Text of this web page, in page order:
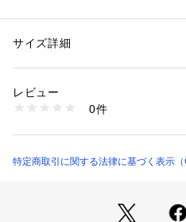
材を使用しているため、すっき
活躍します。デニムやワイドパ
イルから、スカートを合わせた
入れやすいアイテムです。透け
性別：レディース
ンナー
生産国：バングラデシュ
1760400017040
サイズ詳細
レビュー
0件
特定商取引に関する法律に基づく表示（